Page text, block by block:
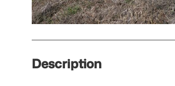
Description